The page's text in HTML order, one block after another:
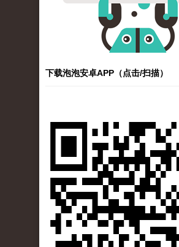
下载泡泡安卓APP（点击/扫描）